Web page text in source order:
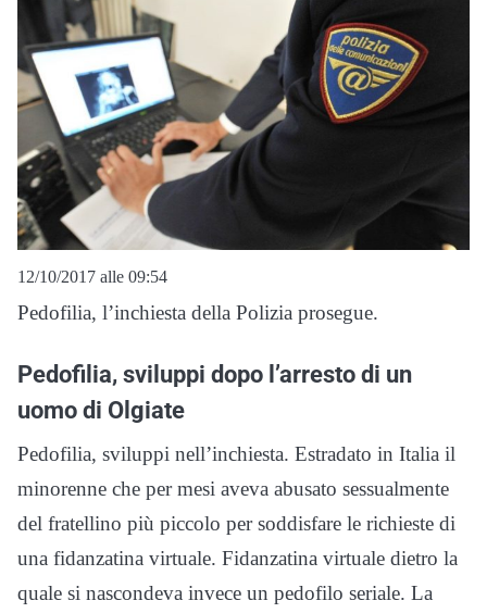
12/10/2017 alle 09:54
Pedofilia, l’inchiesta della Polizia prosegue.
Pedofilia, sviluppi dopo l’arresto di un
uomo di Olgiate
Pedofilia, sviluppi nell’inchiesta. Estradato in Italia il
minorenne che per mesi aveva abusato sessualmente
del fratellino più piccolo per soddisfare le richieste di
una fidanzatina virtuale. Fidanzatina virtuale dietro la
quale si nascondeva invece un pedofilo seriale. La